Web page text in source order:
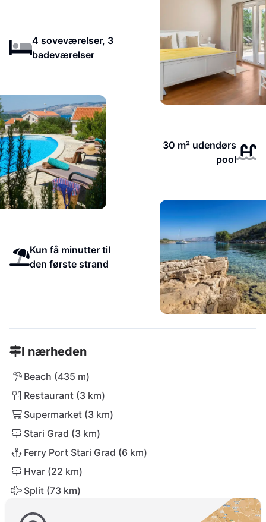
4 soveværelser, 3
badeværelser
30 m² udendørs
pool
Kun få minutter til
den første strand
I nærheden
Beach (435 m)
Restaurant (3 km)
Supermarket (3 km)
Stari Grad (3 km)
Ferry Port Stari Grad (6 km)
Hvar (22 km)
Split (73 km)